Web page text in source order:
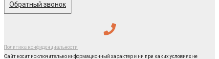
Обратный звонок
Политика конфиденциальности
Сайт носит исключительно информационный характер и ни при каких условиях не